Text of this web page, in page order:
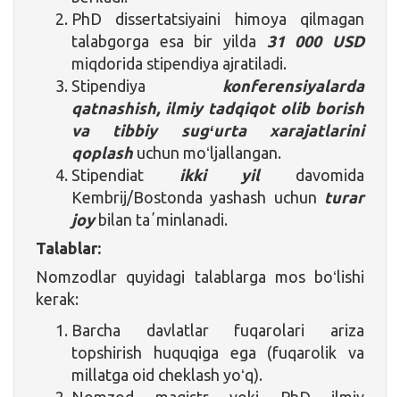
PhD dissertatsiyaini himoya qilmagan
talabgorga esa bir yilda 31 000 USD
miqdorida stipendiya ajratiladi.
Stipendiya konferensiyalarda
qatnashish, ilmiy tadqiqot olib borish
va tibbiy sugʻurta xarajatlarini
qoplash uchun moʻljallangan.
Stipendiat
ikki yildavomida
Kembrij/Bostonda yashash uchun turar
joybilan taʼminlanadi.
Talablar:
Nomzodlar quyidagi talablarga mos boʻlishi
kerak:
Barcha davlatlar fuqarolari ariza
topshirish huquqiga ega (fuqarolik va
millatga oid cheklash yoʻq).